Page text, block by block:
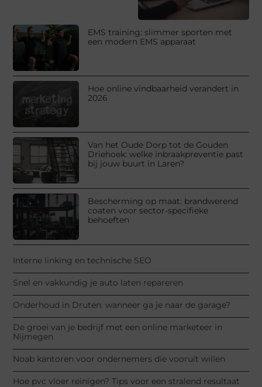
EMS training: slimmer sporten met
een modern EMS apparaat
Hoe online vindbaarheid verandert in
2026
Van het Oude Dorp tot de Gouden
Driehoek: welke inbraakpreventie past
bij jouw buurt in Laren?
Bescherming op maat: brandwerend
coaten voor sector-specifieke
behoeften
Interne linking en technische SEO
Snel en vakkundig je auto laten repareren
Onderhoud in Druten: wanneer ga je naar de garage?
De groei van je bedrijf met een online marketeer in
Nijmegen
Noab kantoren voor ondernemers die vooruit willen
Hoe pvc vloer reinigen? Tips voor een stralend resultaat